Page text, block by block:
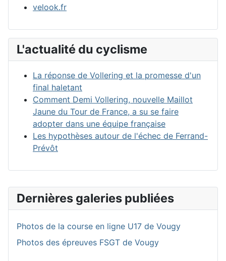
Dernières galeries publiées
Photos de la course en ligne U17 de Vougy
Photos des épreuves FSGT de Vougy
velook.fr
L'actualité du cyclisme
La réponse de Vollering et la promesse d'un
final haletant
Comment Demi Vollering, nouvelle Maillot
Jaune du Tour de France, a su se faire
adopter dans une équipe française
Les hypothèses autour de l'échec de Ferrand-
Prévôt